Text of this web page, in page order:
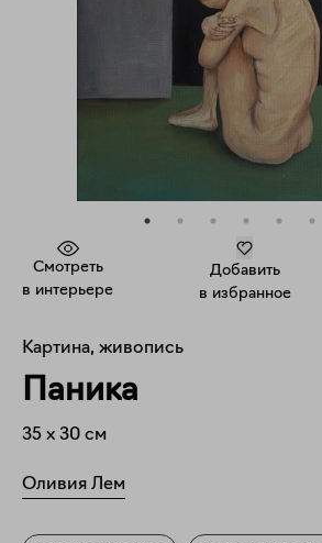
Смотреть
в интерьере
Добавить
в избранное
Картина, живопись
Паника
35 x 30 см
Оливия Лем